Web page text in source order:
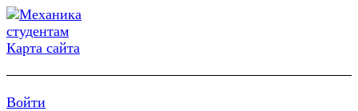
Карта сайта
Войти